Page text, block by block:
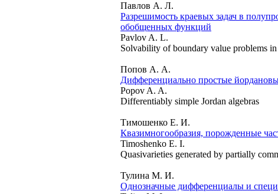
Павлов А. Л.
Разрешимость краевых задач в
обобщенных функций
Pavlov A. L.
Solvability of boundary value problems
Попов А. А.
Дифференциально простые
Popov A. A.
Differentiably simple Jordan algebras
Тимошенко Е. И.
Квазимногообразия, порожденные
Timoshenko E. I.
Quasivarieties generated by partially
Тулина М. И.
Однозначные дифференциалы и